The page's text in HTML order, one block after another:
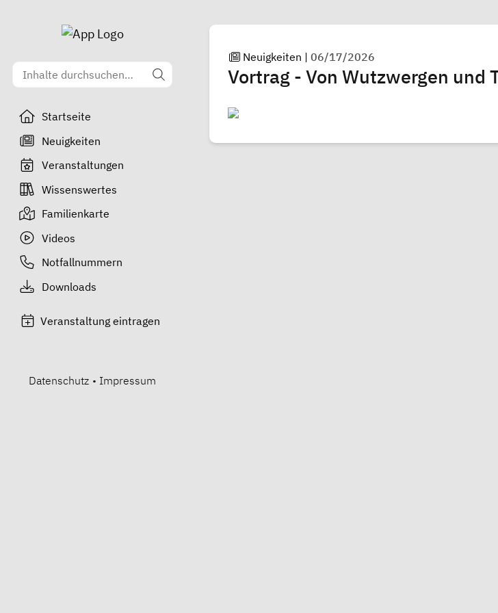
Startseite
Neuigkeiten
Veranstaltungen
Wissenswertes
Familienkarte
Videos
Notfallnummern
Downloads
Veranstaltung eintragen
Datenschutz • Impressum
Neuigkeiten |06/17/2026
Vortrag - Von Wutzwergen und